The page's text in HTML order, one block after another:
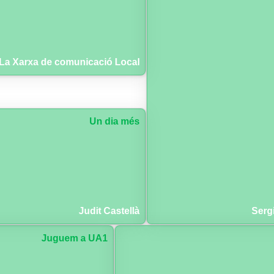
La Xarxa de comunicació Local
Un dia més
Judit Castellà
Juguem a UA1